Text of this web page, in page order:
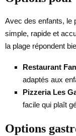
Avec des enfants, le
simple, rapide et
la plage répondent
Restaurant
adaptés aux
Pizzeria Les
facile qui plaît
Options